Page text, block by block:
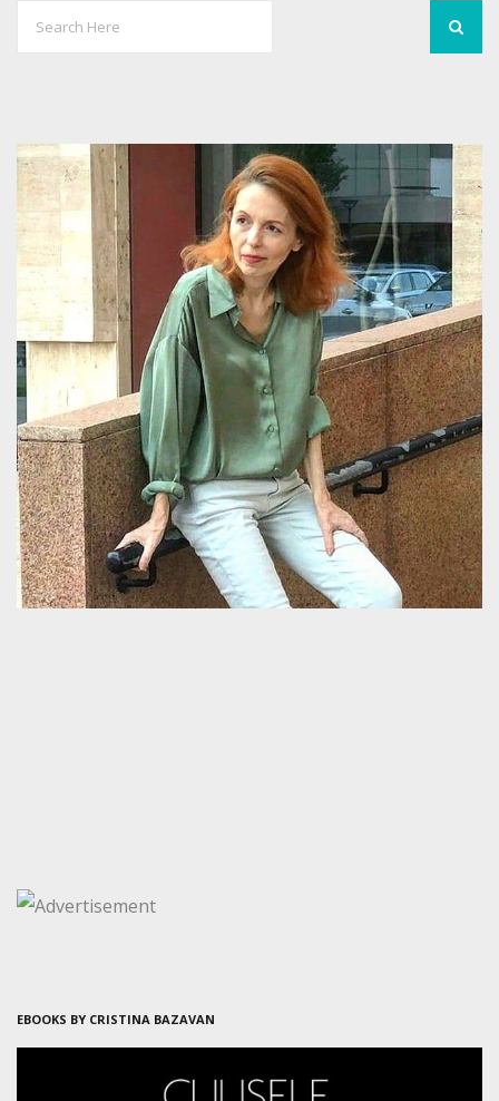
EBOOKS BY CRISTINA BAZAVAN